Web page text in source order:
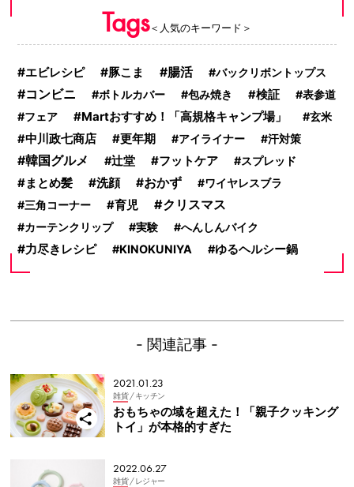
Tags＜人気のキーワード＞
エビレシピ 豚こま 腸活 バックリボントップス
コンビニ ボトルカバー 包み焼き 検証
表参道
フェア
Martおすすめ！「高規格キャンプ場」 玄米
中川政七商店 更年期 アイライナー 汗対策
韓国グルメ 辻堂 フットケア スプレッド
まとめ髪 洗顔 おかず
ワイヤレスブラ
三角コーナー
育児 クリスマス
カーテンクリップ 実験 へんしんバイク
力尽きレシピ KINOKUNIYA ゆるヘルシー鍋
- 関連記事 -
2021.01.23
雑貨 / キッチン
おもちゃの域を超えた！「親子クッキング
トイ」が本格的すぎた
2022.06.27
雑貨 / レジャー